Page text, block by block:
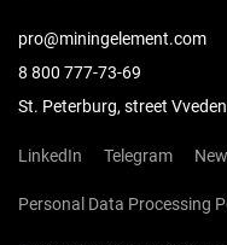
pro@miningelement.com
8 800 777-73-69
St. Peterburg, street
LinkedIn Telegram
Personal Data Processing